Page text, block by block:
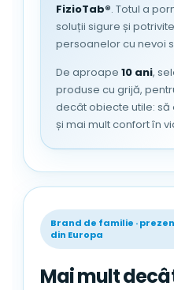
Material exterior:
MDF, captuseala
Se curata usor
usor umeda. A se
directa a razelor
FizioTab®. Totul a
soluții sigure și
persoanelor cu nevoi
De aproape 10 ani,
produse cu grijă,
decât obiecte utile:
și mai mult confort în
Brand de familie ·
din Europa
Mai mult